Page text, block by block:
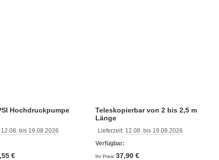
Hochdruckpumpe
12.08. bis 19.08.2026
€
Teleskopierbar von 2 bis 2,5 m
Länge
Lieferzeit: 12.08. bis 19.08.2026
Verfügbar:
Ihr Preis 37,90 €